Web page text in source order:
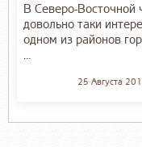
В Северо-Восточной
довольно таки
одном из районов
...
25 Августа